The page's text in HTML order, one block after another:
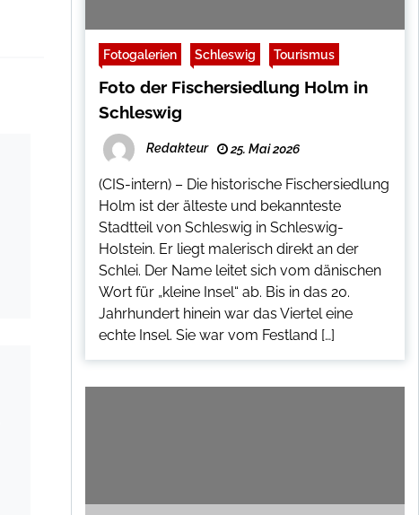
Fotogalerien Schleswig Tourismus
Foto der Fischersiedlung Holm in
Schleswig
Redakteur 25. Mai 2026
(CIS-intern) – Die historische Fischersiedlung
Holm ist der älteste und bekannteste
Stadtteil von Schleswig in Schleswig-
Holstein. Er liegt malerisch direkt an der
Schlei. Der Name leitet sich vom dänischen
Wort für „kleine Insel“ ab. Bis in das 20.
Jahrhundert hinein war das Viertel eine
echte Insel. Sie war vom Festland […]